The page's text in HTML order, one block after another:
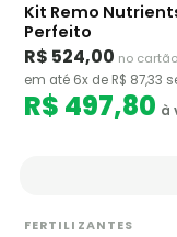
Kit Remo
Perfeito
R$ 524,00 no cartão
em até 6x de R$ 87,33
R$ 497,80 à
FERTILIZANTES